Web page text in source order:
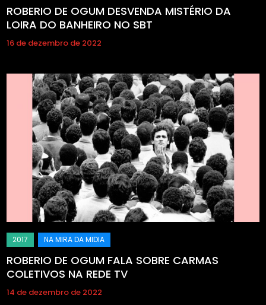
ROBERIO DE OGUM DESVENDA MISTÉRIO DA
LOIRA DO BANHEIRO NO SBT
16 de dezembro de 2022
ROBERIO DE OGUM FALA SOBRE CARMAS
COLETIVOS NA REDE TV
14 de dezembro de 2022